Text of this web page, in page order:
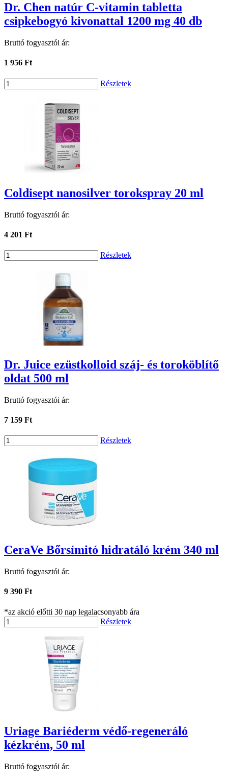
Dr. Chen natúr C-vitamin tabletta
csipkebogyó kivonattal 1200 mg 40 db
Bruttó fogyasztói ár:
1 956 Ft
Részletek
Coldisept nanosilver torokspray 20 ml
Bruttó fogyasztói ár:
4 201 Ft
Részletek
Dr. Juice ezüstkolloid száj- és toroköblítő
oldat 500 ml
Bruttó fogyasztói ár:
7 159 Ft
Részletek
CeraVe Bőrsímitó hidratáló krém 340 ml
Bruttó fogyasztói ár:
9 390 Ft
*az akció előtti 30 nap legalacsonyabb ára
Részletek
Uriage Bariéderm védő-regeneráló
kézkrém, 50 ml
Bruttó fogyasztói ár: